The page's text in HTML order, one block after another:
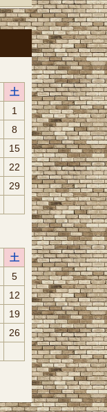
土
1
8
15
22
29
土
5
12
19
26